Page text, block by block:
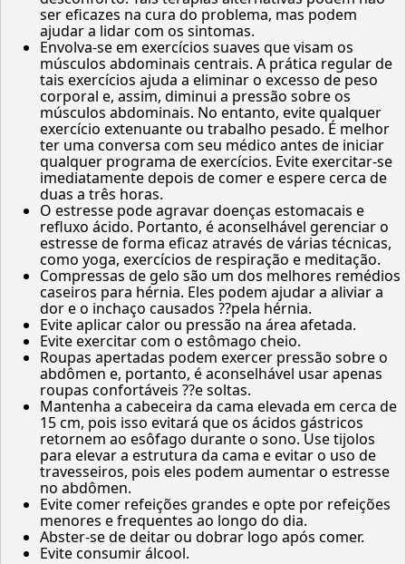
ser eficazes na cura do problema, mas podem
ajudar a lidar com os sintomas.
Envolva-se em exercícios suaves que visam os
músculos abdominais centrais. A prática regular de
tais exercícios ajuda a eliminar o excesso de peso
corporal e, assim, diminui a pressão sobre os
músculos abdominais. No entanto, evite qualquer
exercício extenuante ou trabalho pesado. É melhor
ter uma conversa com seu médico antes de iniciar
qualquer programa de exercícios. Evite exercitar-se
imediatamente depois de comer e espere cerca de
duas a três horas.
O estresse pode agravar doenças estomacais e
refluxo ácido. Portanto, é aconselhável gerenciar o
estresse de forma eficaz através de várias técnicas,
como yoga, exercícios de respiração e meditação.
Compressas de gelo são um dos melhores remédios
caseiros para hérnia. Eles podem ajudar a aliviar a
dor e o inchaço causados ??pela hérnia.
Evite aplicar calor ou pressão na área afetada.
Evite exercitar com o estômago cheio.
Roupas apertadas podem exercer pressão sobre o
abdômen e, portanto, é aconselhável usar apenas
roupas confortáveis ??e soltas.
Mantenha a cabeceira da cama elevada em cerca de
15 cm, pois isso evitará que os ácidos gástricos
retornem ao esôfago durante o sono. Use tijolos
para elevar a estrutura da cama e evitar o uso de
travesseiros, pois eles podem aumentar o estresse
no abdômen.
Evite comer refeições grandes e opte por refeições
menores e frequentes ao longo do dia.
Abster-se de deitar ou dobrar logo após comer.
Evite consumir álcool.